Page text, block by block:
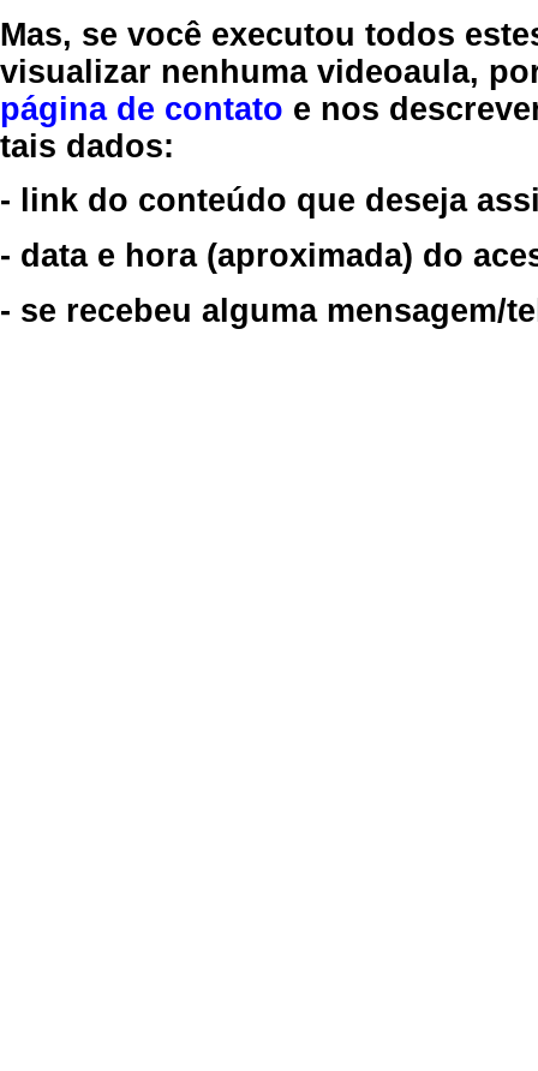
Mas, se você executou todos
visualizar nenhuma videoaula,
página de contato e nos
tais dados:
- link do conteúdo que deseja
- data e hora (aproximada) do
- se recebeu alguma mensagem/